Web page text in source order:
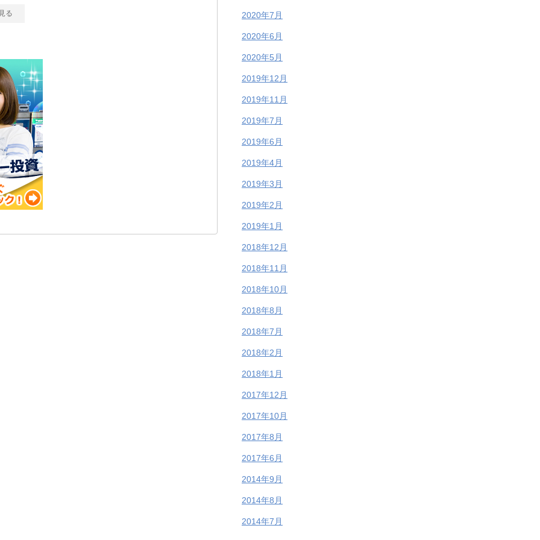
る 2020年7月
2020年6月
2020年5月
2019年12月
2019年11月
2019年7月
2019年6月
2019年4月
2019年3月
2019年2月
2019年1月
2018年12月
2018年11月
2018年10月
2018年8月
2018年7月
2018年2月
2018年1月
2017年12月
2017年10月
2017年8月
2017年6月
2014年9月
2014年8月
2014年7月